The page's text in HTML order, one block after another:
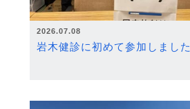
2026.07.08
岩木健診に初めて参加しました